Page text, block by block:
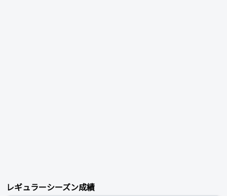
レギュラーシーズン成績